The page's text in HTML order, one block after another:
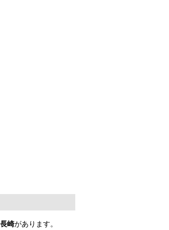
崎があります。